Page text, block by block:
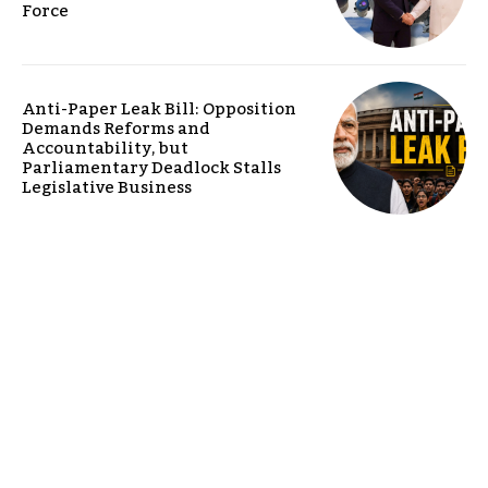
Force
Anti-Paper Leak Bill: Opposition
Demands Reforms and
Accountability, but
Parliamentary Deadlock Stalls
Legislative Business